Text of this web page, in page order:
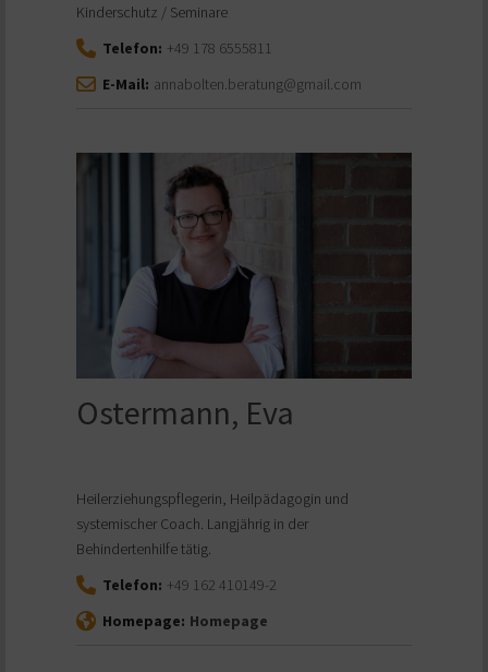
Kinderschutz / Seminare
Telefon: +49 178 6555811
E-Mail: annabolten.beratung@gmail.com
Ostermann, Eva
Heilerziehungspflegerin, Heilpädagogin und
systemischer Coach. Langjährig in der
Behindertenhilfe tätig.
Telefon: +49 162 410149-2
Homepage: Homepage